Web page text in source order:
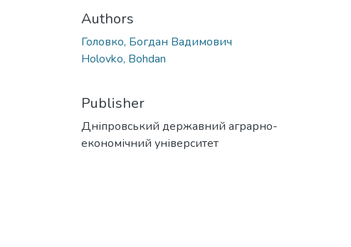
Authors
Головко, Богдан Вадимович
Holovko, Bohdan
Publisher
Дніпровський державний аграрно-
економічний університет